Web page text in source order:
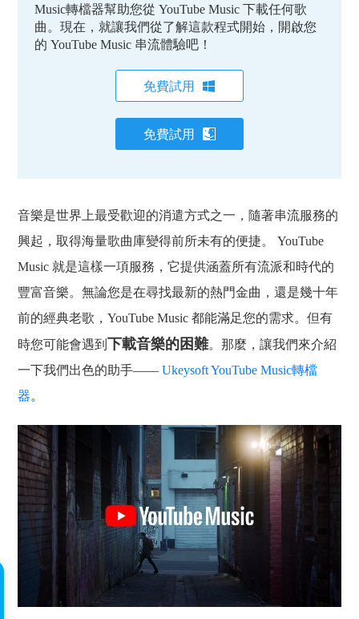
Music轉檔器幫助您從 YouTube Music 下載任何歌
曲。現在，就讓我們從了解這款程式開始，開啟您
的 YouTube Music 串流體驗吧！
免費試用
免費試用
音樂是世界上最受歡迎的消遣方式之一，隨著串流服務的
興起，取得海量歌曲庫變得前所未有的便捷。 YouTube
Music 就是這樣一項服務，它提供涵蓋所有流派和時代的
豐富音樂。無論您是在尋找最新的熱門金曲，還是幾十年
前的經典老歌，YouTube Music 都能滿足您的需求。但有
時您可能會遇到 下載音樂的困難。那麼，讓我們來介紹
一下我們出色的助手—— Ukeysoft YouTube Music轉檔
器。